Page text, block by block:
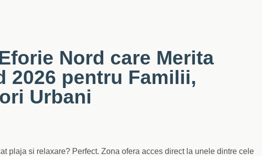
Nord care Merita
2026 pentru Familii,
Urbani
plaja si relaxare? Perfect. Zona ofera acces direct la unele dintre cele